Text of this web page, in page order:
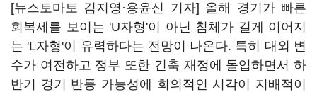
[뉴스토마토 김지영·용윤신 기자] 올해 경기가 빠른
회복세를 보이는 'U자형'이 아닌 침체가 길게 이어지
는 'L자형'이 유력하다는 전망이 나온다. 특히 대외 변
수가 여전하고 정부 또한 긴축 재정에 돌입하면서 하
반기 경기 반등 가능성에 회의적인 시각이 지배적이